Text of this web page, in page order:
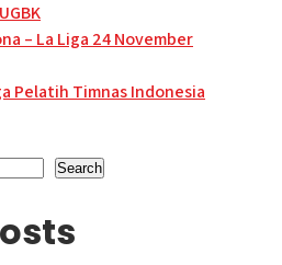
– La Liga 24 November
Pelatih Timnas Indonesia
Search